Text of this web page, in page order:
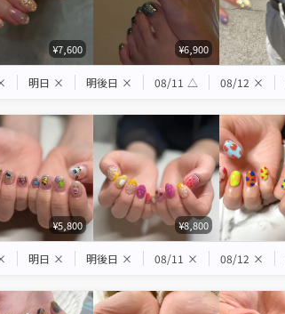
¥7,600 ¥6,900
明日 × 明後日 × 08/11 △ 08/12 ×
¥5,800 ¥8,800
明日 × 明後日 × 08/11 × 08/12 ×